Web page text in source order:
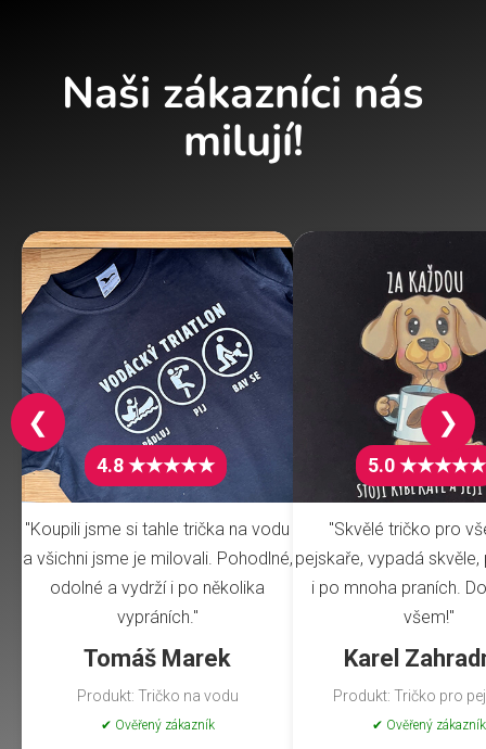
Naši zákazníci nás
milují!
4.8 ★★★★★
"Koupili jsme si tahle trička na vodu
a všichni jsme je milovali. Pohodlné,
odolné a vydrží i po několika
vypráních."
Tomáš Marek
Produkt: Tričko na vodu
✔ Ověřený zákazník
5.0 ★★★★★
"Skvělé tričko pro
pejskaře, vypadá
i po mnoha praních.
všem!"
Karel
Produkt: Tričko pro
✔ Ověřený zákazník
❮ ❯